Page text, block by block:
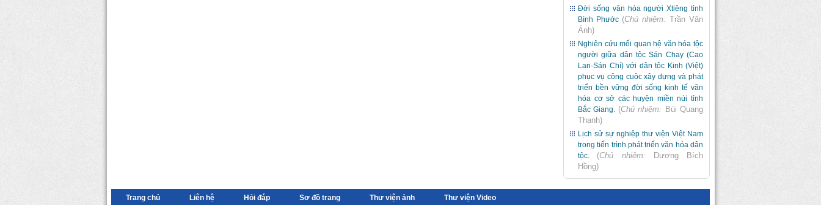
Đời sống văn hóa người Xtiêng tỉnh
Bình Phước (Chủ nhiệm: Trần Văn
Ánh)
Nghiên cứu mối quan hệ văn hóa tộc
người giữa dân tộc Sán Chay (Cao
Lan-Sán Chí) với dân tộc Kinh (Việt)
phục vụ công cuộc xây dựng và phát
triển bền vững đời sống kinh tế văn
hóa cơ sở các huyện miền núi tỉnh
Bắc Giang. (Chủ nhiệm: Bùi Quang
Thanh)
Lịch sử sự nghiệp thư viện Việt Nam
trong tiến trình phát triển văn hóa dân
tộc.
(Chủ nhiệm:
Dương Bích
Hồng)
Trang chủ Liên hệ Hỏi đáp Sơ đồ trang Thư viện ảnh Thư viện Video